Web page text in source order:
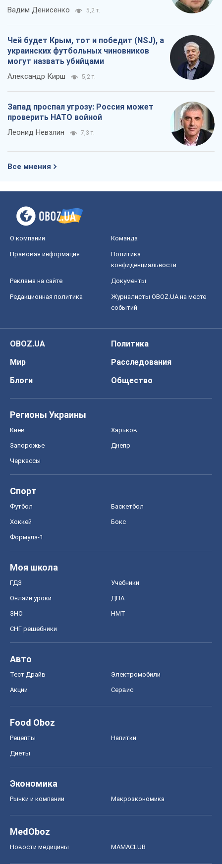
Вадим Денисенко 5,2 т.
Чей будет Крым, тот и победит (NSJ), а
украинских футбольных чиновников
могут назвать убийцами
Александр Кирш 5,2 т.
Запад проспал угрозу: Россия может
проверить НАТО войной
Леонид Невзлин 7,3 т.
Все мнения
О компании Команда
Правовая информация
Политика
конфиденциальности
Реклама на сайте Документы
Редакционная политика
Журналисты OBOZ.UA на месте
событий
OBOZ.UA
Политика
Мир
Расследования
Блоги
Общество
Регионы Украины
Киев Харьков
Запорожье Днепр
Черкассы
Спорт
Футбол Баскетбол
Хоккей Бокс
Формула-1
Моя школа
ГДЗ Учебники
Онлайн уроки ДПА
ЗНО НМТ
СНГ решебники
Авто
Тест Драйв Электромобили
Акции Сервис
Food Oboz
Рецепты Напитки
Диеты
Экономика
Рынки и компании Mакроэкономика
MedOboz
Новости медицины MAMACLUB